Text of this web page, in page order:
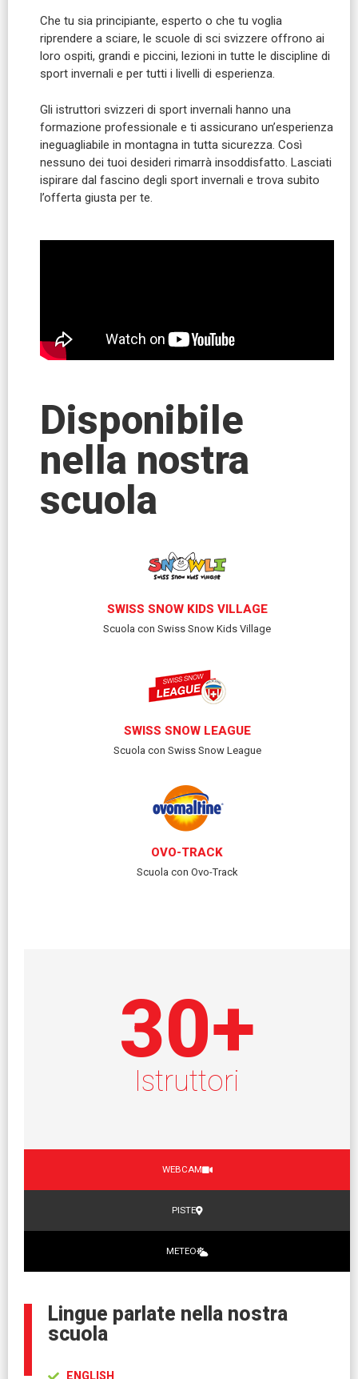
Che tu sia principiante, esperto o che tu voglia
riprendere a sciare, le scuole di sci svizzere offrono ai
loro ospiti, grandi e piccini, lezioni in tutte le discipline di
sport invernali e per tutti i livelli di esperienza.
Gli istruttori svizzeri di sport invernali hanno una
formazione professionale e ti assicurano un’esperienza
ineguagliabile in montagna in tutta sicurezza. Così
nessuno dei tuoi desideri rimarrà insoddisfatto. Lasciati
ispirare dal fascino degli sport invernali e trova subito
l’offerta giusta per te.
Disponibile
nella nostra
scuola
SWISS SNOW KIDS VILLAGE
Scuola con Swiss Snow Kids Village
SWISS SNOW LEAGUE
Scuola con Swiss Snow League
OVO-TRACK
Scuola con Ovo-Track
Istruttori
30+
WEBCAM
PISTE
METEO
Lingue parlate nella nostra
scuola
ENGLISH